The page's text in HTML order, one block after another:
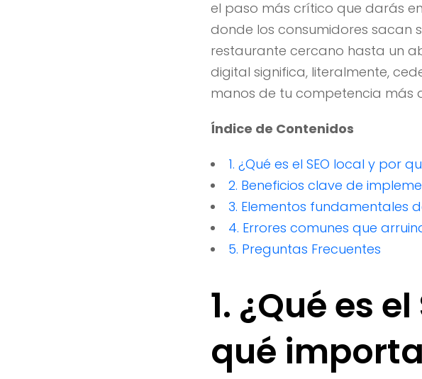
el paso más crítico que darás
donde los consumidores sacan
restaurante cercano hasta un
digital significa, literalmente,
manos de tu competencia más
Índice de Contenidos
1. ¿Qué es el SEO local y por
2. Beneficios clave de
3. Elementos fundamentales
4. Errores comunes que
5. Preguntas Frecuentes
1. ¿Qué es
qué